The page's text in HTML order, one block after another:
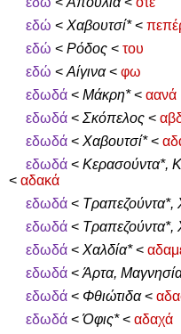
εδώ < Χαβουτσί*<
εδώ < Ρόδος < του
εδώ <Αίγινα< φω
εδωδά < Μάκρη*< αανά
εδωδά < Σκόπελος <
εδωδά < Χαβουτσί*<
εδωδά < Κερασούντα*,
< αδακά
εδωδά < Τραπεζούντα*,
εδωδά < Τραπεζούντα*,
εδωδά < Χαλδία*<
εδωδά <Άρτα,
εδωδά < Φθιώτιδα<
εδωδά < Όφις*< αδαχά